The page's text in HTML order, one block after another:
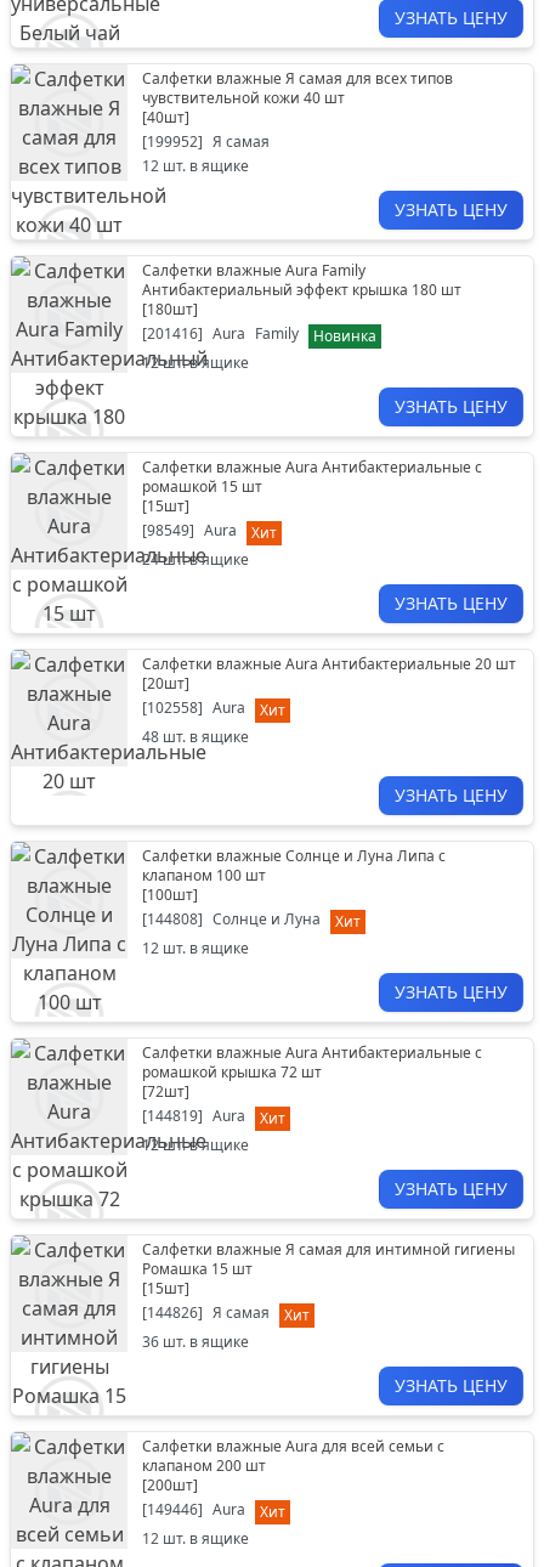
УЗНАТЬ ЦЕНУ
Салфетки влажные Я самая для всех типов
чувствительной кожи 40 шт
[40шт]
[199952] Я самая
12 шт. в ящике
УЗНАТЬ ЦЕНУ
Салфетки влажные Aura Family
Антибактериальный эффект крышка 180 шт
[180шт]
[201416] Aura Family
Новинка
12шт. в ящике
УЗНАТЬ ЦЕНУ
Салфетки влажные Aura Антибактериальные с
ромашкой 15 шт
[15шт]
[98549] Aura
Хит
24шт. в ящике
УЗНАТЬ ЦЕНУ
Салфетки влажные Aura Антибактериальные 20 шт
[20шт]
[102558] Aura
Хит
48 шт. в ящике
УЗНАТЬ ЦЕНУ
Салфетки влажные Солнце и Луна Липа с
клапаном 100 шт
[100шт]
[144808] Солнце и Луна
Хит
12 шт. в ящике
УЗНАТЬ ЦЕНУ
Салфетки влажные Aura Антибактериальные с
ромашкой крышка 72 шт
[72шт]
[144819] Aura
Хит
12шт. в ящике
УЗНАТЬ ЦЕНУ
Салфетки влажные Я самая для интимной гигиены
Ромашка 15 шт
[15шт]
[144826] Я самая
Хит
36 шт. в ящике
УЗНАТЬ ЦЕНУ
Салфетки влажные Aura для всей семьи с
клапаном 200 шт
[200шт]
[149446] Aura
Хит
12 шт. в ящике